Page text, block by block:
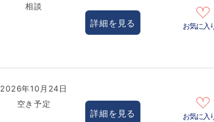
相談
詳細を見る お気に入
2026年10月24日
空き予定
詳細を見る お気に入